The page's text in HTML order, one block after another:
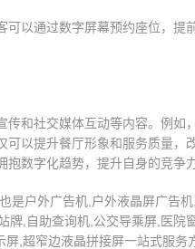
以通过数字屏幕预约座位，
传和社交媒体互动等内容。例
以提升餐厅形象和服务质量
数字化趋势，提升自身的竞
是户外广告机,户外液晶屏广
,自助查询机,公交导乘屏,医
,超窄边液晶拼接屏一站式服